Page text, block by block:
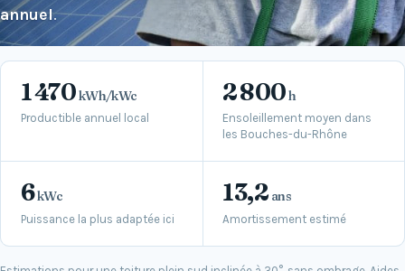
annuel.
Productible annuel local
1 470kWh/kWc
Ensoleillement moyen dans
les Bouches-du-Rhône
2 800h
Puissance la plus adaptée ici
6kWc
Amortissement estimé
13,2 ans